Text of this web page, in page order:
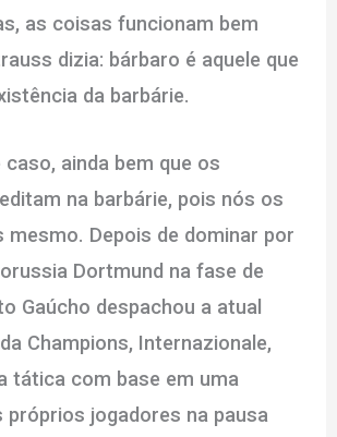
as coisas funcionam bem
dizia: bárbaro é aquele que
da barbárie.
ainda bem que os
na barbárie, pois nós os
mesmo. Depois de dominar por
Dortmund na fase de
Gaúcho despachou a atual
Champions, Internazionale,
tática com base em uma
próprios jogadores na pausa